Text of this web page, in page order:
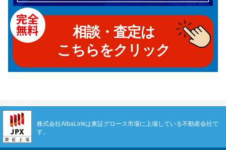
相談・査定は
こちらをクリック
株式会社AlbaLinkは東証グロース市場に上場している不動産会社で
す。